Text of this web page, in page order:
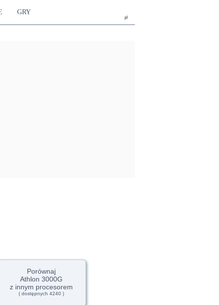
pl
GRY
Porównaj
Athlon 3000G
z innym procesorem
( dostępnych 4240 )